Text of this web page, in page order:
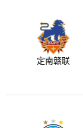
定南赣联